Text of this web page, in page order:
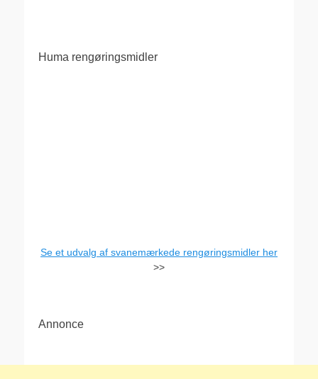
Huma rengøringsmidler
Se et udvalg af svanemærkede rengøringsmidler her
>>
Annonce